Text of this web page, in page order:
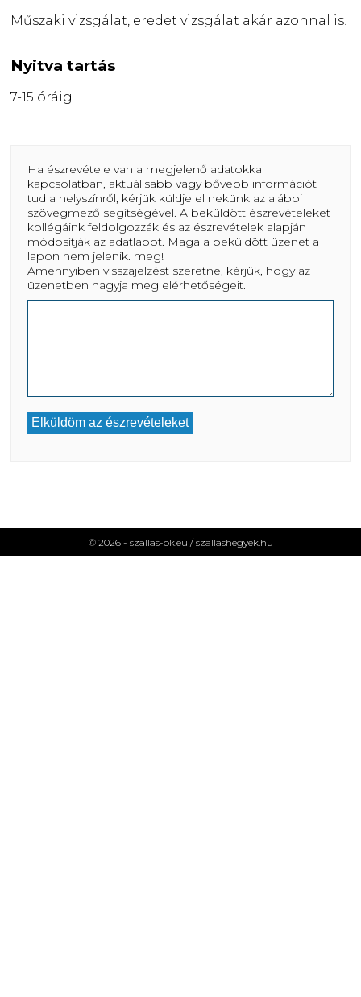
Műszaki vizsgálat, eredet vizsgálat akár azonnal is!
Nyitva tartás
7-15 óráig
Ha észrevétele van a megjelenő adatokkal
kapcsolatban, aktuálisabb vagy bővebb információt
tud a helyszínről, kérjük küldje el nekünk az alábbi
szövegmező segítségével. A beküldött észrevételeket
kollégáink feldolgozzák és az észrevételek alapján
módosítják az adatlapot. Maga a beküldött üzenet a
lapon nem jelenik. meg!
Amennyiben visszajelzést szeretne, kérjük, hogy az
üzenetben hagyja meg elérhetőségeit.
© 2026 - szallas-ok.eu / szallashegyek.hu